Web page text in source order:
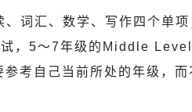
、词汇、数学、写作四个单
，5～7年级的Middle
考自己当前所处的年级，